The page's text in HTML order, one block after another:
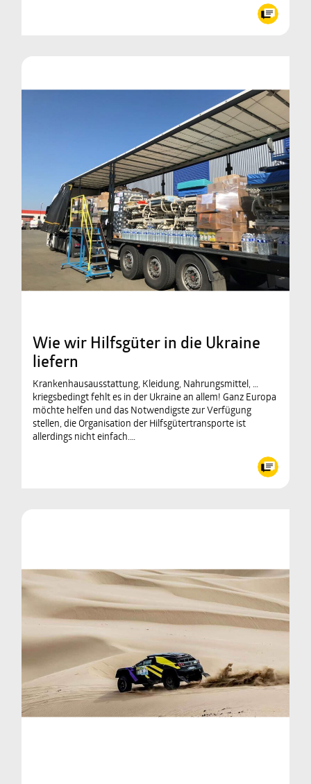
Wie wir Hilfsgüter in die Ukraine
liefern
Krankenhausausstattung, Kleidung, Nahrungsmittel, …
kriegsbedingt fehlt es in der Ukraine an allem! Ganz Europa
möchte helfen und das Notwendigste zur Verfügung
stellen, die Organisation der Hilfsgütertransporte ist
allerdings nicht einfach.…